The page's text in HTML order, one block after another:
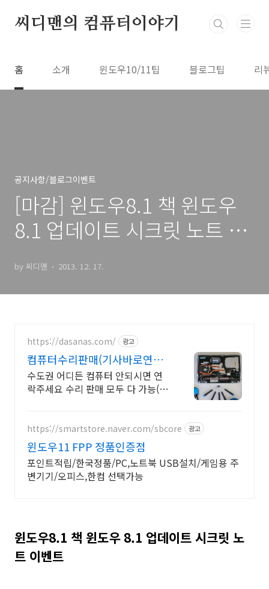
씨디맨의 컴퓨터이야기
홈 소개 윈도우10/11팁 블로그팁 리
공지사항/블로그이벤트
[마감] 윈도우8.1 책 윈도우
8.1 업데이트 시크릿 노트 이
by 씨디맨 2013. 12. 17.
https://dasanas.com/ 광고
컴퓨터수리판매(기사바로연결)
연중무휴 수리기사 바로 연결
수도권 어디든 컴퓨터 안되시면 연
락주세요 수리 판매 모두 다 가능(새
는 다산AS 입니다.
https://smartstore.naver.com/sbcore 광고
윈도우11 FPP 정품인증점
포인트적립/한국정품/PC,노트북 USB설치/게임용 주
변기기/오피스,한컴 선택가능
윈도우8.1 책 윈도우 8.1 업데이트 시크릿 노
트 이벤트